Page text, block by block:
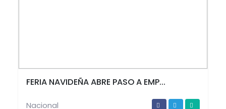
FERIA NAVIDEÑA ABRE PASO A EMP...
Nacional